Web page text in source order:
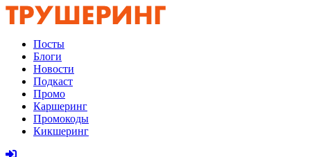
Посты
Блоги
Новости
Подкаст
Промо
Каршеринг
Промокоды
Кикшеринг